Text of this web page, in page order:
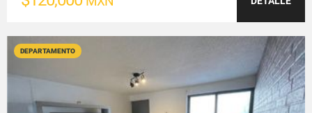
DEPARTAMENTO